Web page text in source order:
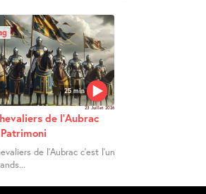
25 min
23 Juillet 2026
de l’Aubrac
de l’Aubrac c’est l’un